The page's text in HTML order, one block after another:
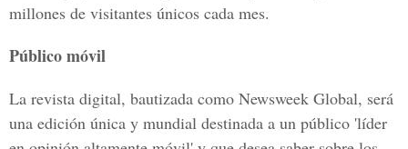
millones de visitantes únicos cada mes.
Público móvil
La revista digital, bautizada como Newsweek Global, será
una edición única y mundial destinada a un público 'líder